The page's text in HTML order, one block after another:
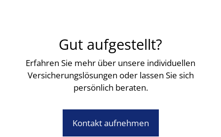
Gut aufgestellt?
Erfahren Sie mehr über unsere individuellen
Versicherungslösungen oder lassen Sie sich
persönlich beraten.
Kontakt aufnehmen